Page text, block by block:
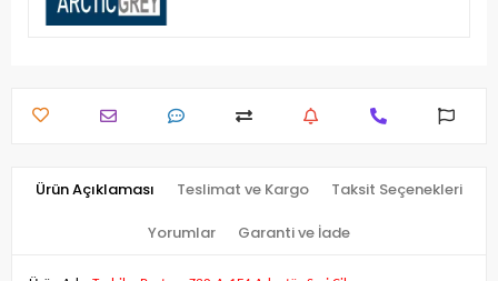
Ürün Açıklaması Teslimat ve Kargo Taksit Seçenekleri
Yorumlar Garanti ve İade